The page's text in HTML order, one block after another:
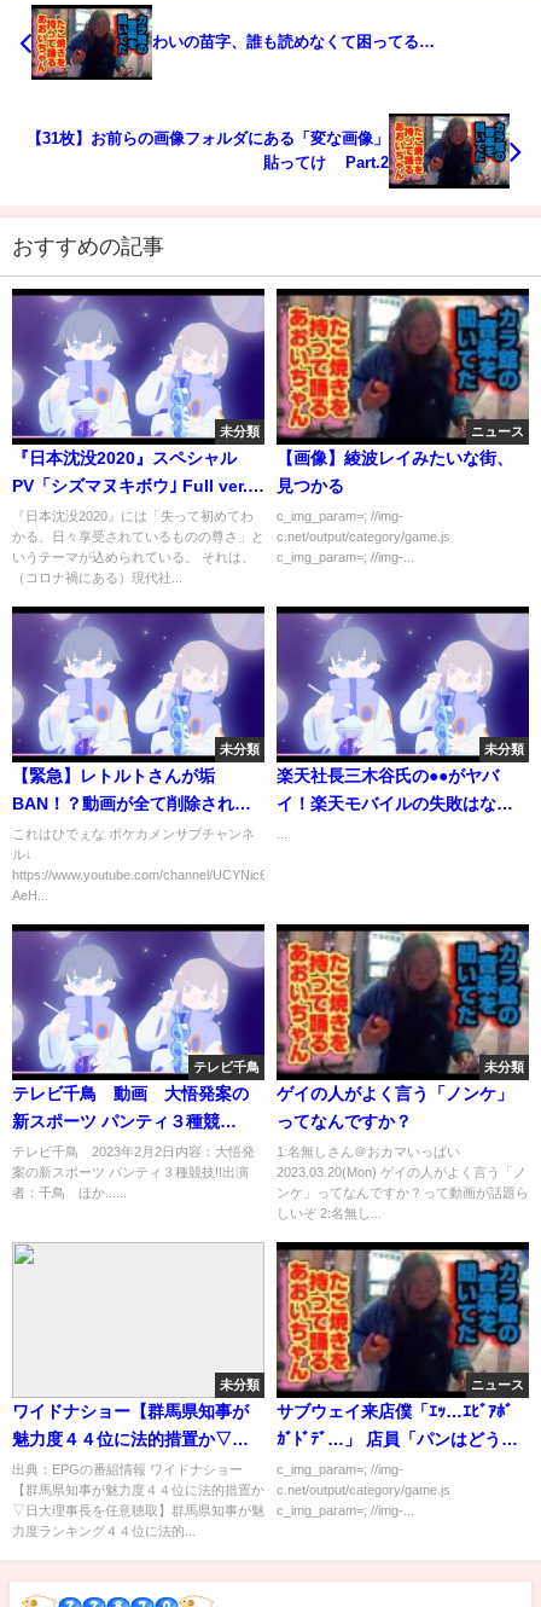
わいの苗字、誰も読めなくて困ってる…
【31枚】お前らの画像フォルダにある「変な画像」
貼ってけ Part.2
おすすめの記事
未分類
『日本沈没2020』スペシャル
PV「シズマヌキボウ｣ Full ver. -
NETFLIX
『日本沈没2020』には「失って初めてわ
かる、日々享受されているものの尊さ」と
いうテーマが込められている。 それは、
（コロナ禍にある）現代社...
ニュース
【画像】綾波レイみたいな街、
見つかる
c_img_param=; //img-
c.net/output/category/game.js
c_img_param=; //img-...
未分類
【緊急】レトルトさんが垢
BAN！？動画が全て削除されて
とんでもない事に…なんでBAN
されたか理由を教えます…
これはひでぇな ポケカメンサブチャンネ
ル↓
https://www.youtube.com/channel/UCYNic6EiLQr-
AeH...
未分類
楽天社長三木谷氏の●●がヤバ
イ！楽天モバイルの失敗はなん
テレビ千鳥
テレビ千鳥 動画 大悟発案の
新スポーツ パンティ３種競
技!! 2月2日
テレビ千鳥 2023年2月2日内容：大悟発
案の新スポーツ パンティ３種競技!!出演
者：千鳥 ほか......
未分類
ゲイの人がよく言う「ノンケ」
ってなんですか？
1:名無しさん＠おカマいっぱい
2023.03.20(Mon) ゲイの人がよく言う「ノ
ンケ」ってなんですか？って動画が話題ら
しいぞ 2:名無し...
未分類
ワイドナショー【群馬県知事が
魅力度４４位に法的措置か▽日
大理事長を任意聴取】[字]…の番
組内容解析まとめ
出典：EPGの番組情報 ワイドナショー
【群馬県知事が魅力度４４位に法的措置か
▽日大理事長を任意聴取】群馬県知事が魅
力度ランキング４４位に法的...
ニュース
サブウェイ来店僕「ｴｯ…ｴﾋﾞｱﾎﾞ
ｶﾞﾄﾞﾃﾞ…」 店員「パンはどうさ
れますか？」 僕「あっあっ、あ
っ」
c_img_param=; //img-
c.net/output/category/game.js
c_img_param=; //img-...